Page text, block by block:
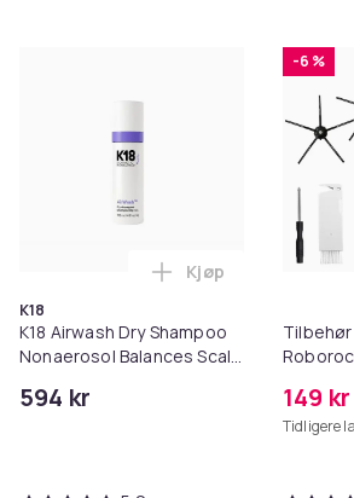
K18
K18 Airwash Dry Shampoo
Nonaerosol Balances Scalp
594 kr
Legg K18 Airwash
Kjøp
-6 %
Tilbehør
MAXV/
149 kr
Tidligere